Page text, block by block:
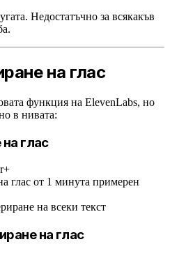
Недостатъчно за всякакъв
на глас
функция на ElevenLabs, но
в нивата:
глас
глас от 1 минута примерен
на всеки текст
на глас